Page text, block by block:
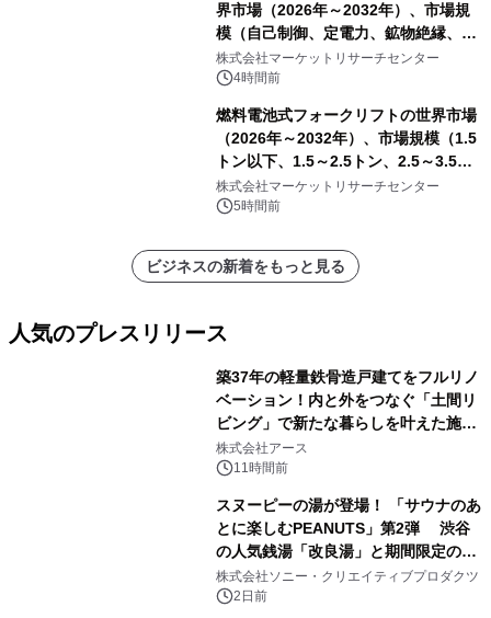
界市場（2026年～2032年）、市場規
模（自己制御、定電力、鉱物絶縁、表
皮効果）・分析レポートを発表
株式会社マーケットリサーチセンター
4時間前
燃料電池式フォークリフトの世界市場
（2026年～2032年）、市場規模（1.5
トン以下、1.5～2.5トン、2.5～3.5ト
ン、3.5～5.0トン、その他）・分析レ
ポートを発表
株式会社マーケットリサーチセンター
5時間前
ビジネスの新着をもっと見る
人気のプレスリリース
築37年の軽量鉄骨造戸建てをフルリノ
ベーション！内と外をつなぐ「土間リ
ビング」で新たな暮らしを叶えた施工
事例を株式会社アースが公開
株式会社アース
11時間前
スヌーピーの湯が登場！ 「サウナのあ
とに楽しむPEANUTS」第2弾 渋谷
の人気銭湯「改良湯」と期間限定のコ
ラボレーション サウナイキタイコラ
ボグッズも発売決定！
株式会社ソニー・クリエイティブプロダクツ
2日前